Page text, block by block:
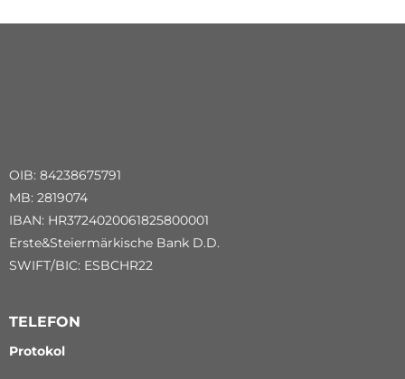
OIB: 84238675791
MB: 2819074
IBAN: HR3724020061825800001
Erste&Steiermärkische Bank D.D.
SWIFT/BIC: ESBCHR22
TELEFON
Protokol